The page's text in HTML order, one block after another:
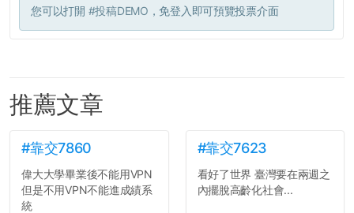
您可以打開 #投稿DEMO ，免登入即可預覽投票介面
推薦文章
#靠交7860
偉大大學畢業後不能用VPN
但是不用VPN不能進成績系
統
#靠交7623
看好了世界 臺灣要在兩週之
內擺脫高齡化社會...